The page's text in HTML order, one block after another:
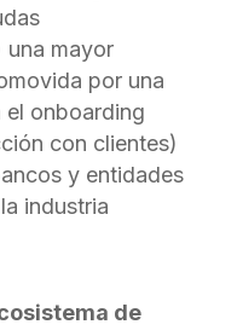
una mayor
por una
el onboarding
con clientes)
y entidades
industria
de